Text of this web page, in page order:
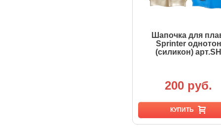
Шапочка для
Sprinter однотон
(силикон) арт.SH
200 руб.
КУПИТЬ